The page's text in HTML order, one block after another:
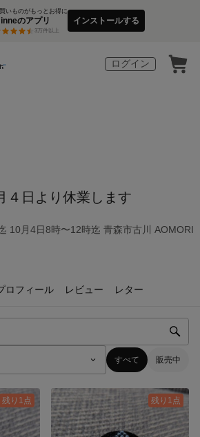
いものがもっとお得に
のアプリ
3万件以上
インストールする
ログイン
４日より休業します
10月4日8時〜12時迄 青森市古川 AOMORI
ロフィール レビュー レター
すべて 販売中
残り1点 残り1点